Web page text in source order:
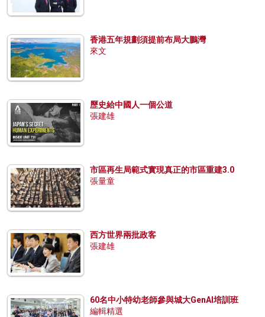
香港五年規劃須提前布局大鵬灣
來文
歷史給中國人一個公道
張建雄
市區再生局範式實現真正的市區重建3.0
張量童
西方世界兩批政客
張建雄
60名中小特幼老師參與城大GenAI培訓班
編輯精選